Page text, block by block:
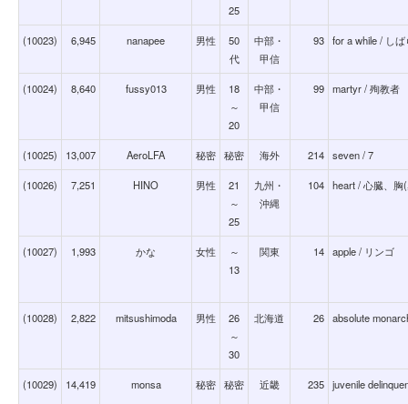
25
(10023) 6,945 nanapee 男性
50
代
中部・
甲信
93 for a while / し
(10024) 8,640 fussy013 男性
18
～
20
中部・
甲信
99 martyr / 殉教者
(10025) 13,007 AeroLFA 秘密 秘密 海外 214 seven / 7
(10026) 7,251 HINO 男性
21
～
25
九州・
沖縄
104 heart / 心臓、胸
(10027) 1,993 かな 女性
～
13
関東 14 apple / リンゴ
(10028) 2,822 mitsushimoda 男性
26
～
30
北海道 26 absolute
(10029) 14,419 monsa 秘密 秘密 近畿 235 juvenile